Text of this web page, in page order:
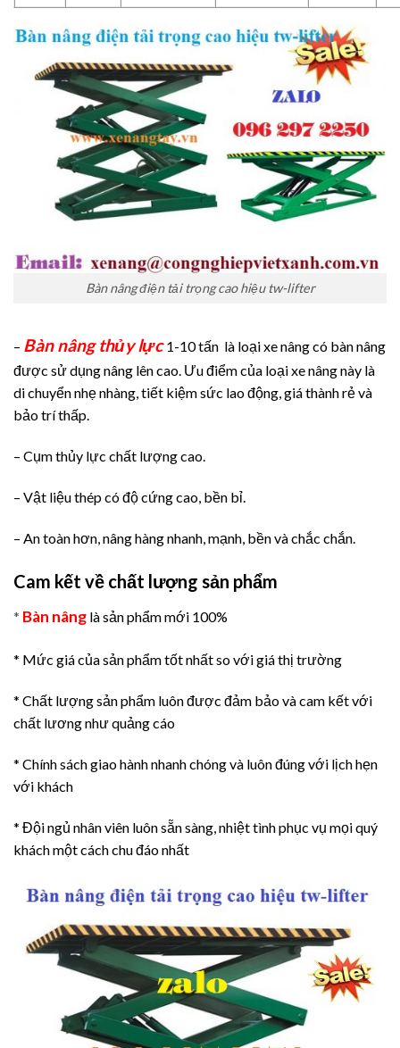
Bàn nâng điện tải trọng cao hiệu tw-lifter
– Bàn nâng thủy lực 1-10 tấn là loại xe nâng có bàn nâng
được sử dụng nâng lên cao. Ưu điểm của loại xe nâng này là
di chuyển nhẹ nhàng, tiết kiệm sức lao động, giá thành rẻ và
bảo trí thấp.
– Cụm thủy lực chất lượng cao.
– Vật liệu thép có độ cứng cao, bền bỉ.
– An toàn hơn, nâng hàng nhanh, mạnh, bền và chắc chắn.
Cam kết về chất lượng sản phẩm
* Bàn nâng là sản phẩm mới 100%
* Mức giá của sản phẩm tốt nhất so với giá thị trường
* Chất lượng sản phẩm luôn được đảm bảo và cam kết với
chất lương như quảng cáo
* Chính sách giao hành nhanh chóng và luôn đúng với lịch hẹn
với khách
* Đội ngủ nhân viên luôn sẵn sàng, nhiệt tình phục vụ mọi quý
khách một cách chu đáo nhất